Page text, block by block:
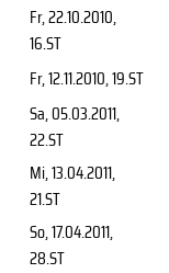
Fr, 22.10.2010,
16.ST
Fr, 12.11.2010, 19.ST
Sa, 05.03.2011,
22.ST
Mi, 13.04.2011,
21.ST
So, 17.04.2011,
28.ST